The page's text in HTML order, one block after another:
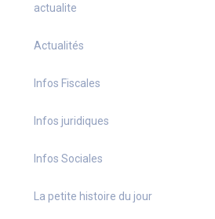
actualite
Actualités
Infos Fiscales
Infos juridiques
Infos Sociales
La petite histoire du jour